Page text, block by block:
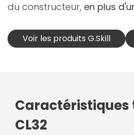
du constructeur, en plus
Voir les produits G.Skill
Caractéristiques
CL32